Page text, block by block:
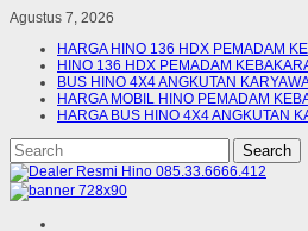
Agustus 7, 2026
HARGA HINO 136 HDX PEMADAM
HINO 136 HDX PEMADAM
BUS HINO 4X4 ANGKUTAN
HARGA MOBIL HINO PEMADAM
HARGA BUS HINO 4X4 ANGKUTAN